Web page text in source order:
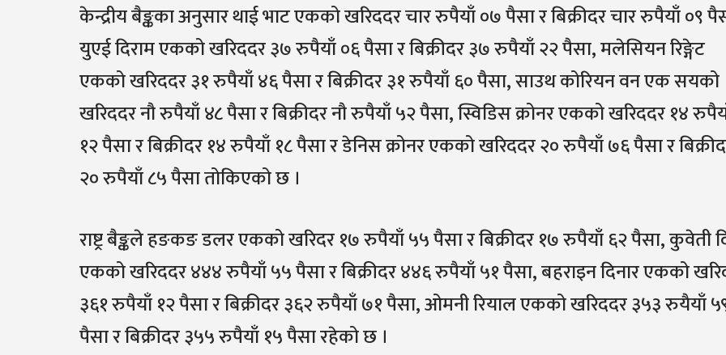
केन्द्रीय बैङ्कका अनुसार थाई भाट एकको खरिददर चार रुपैयाँ ०७ पैसा र बिक्रीदर चार रुपैयाँ ०९
युएई दिराम एकको खरिददर ३७ रुपैयाँ ०६ पैसा र बिक्रीदर ३७ रुपैयाँ २२ पैसा, मलेसियन रिङ्गेट
एकको खरिददर ३१ रुपैयाँ ४६ पैसा र बिक्रीदर ३१ रुपैयाँ ६० पैसा, साउथ कोरियन वन एक सयको
खरिददर नौ रुपैयाँ ४८ पैसा र बिक्रीदर नौ रुपैयाँ ५२ पैसा, स्विडिस क्रोनर एकको खरिददर १४
१२ पैसा र बिक्रीदर १४ रुपैयाँ १८ पैसा र डेनिस क्रोनर एकको खरिददर २० रुपैयाँ ७६ पैसा र
२० रुपैयाँ ८५ पैसा तोकिएको छ ।
राष्ट्र बैङ्कले हङकङ डलर एकको खरिदर १७ रुपैयाँ ५५ पैसा र बिक्रीदर १७ रुपैयाँ ६२ पैसा, कुवेती
एकको खरिददर ४४४ रुपैयाँ ५५ पैसा र बिक्रीदर ४४६ रुपैयाँ ५१ पैसा, बहराइन दिनार एकको
३६१ रुपैयाँ १२ पैसा र बिक्रीदर ३६२ रुपैयाँ ७१ पैसा, ओमनी रियाल एकको खरिददर ३५३ रुयैयाँ
पैसा र बिक्रीदर ३५५ रुपैयाँ १५ पैसा रहेको छ ।